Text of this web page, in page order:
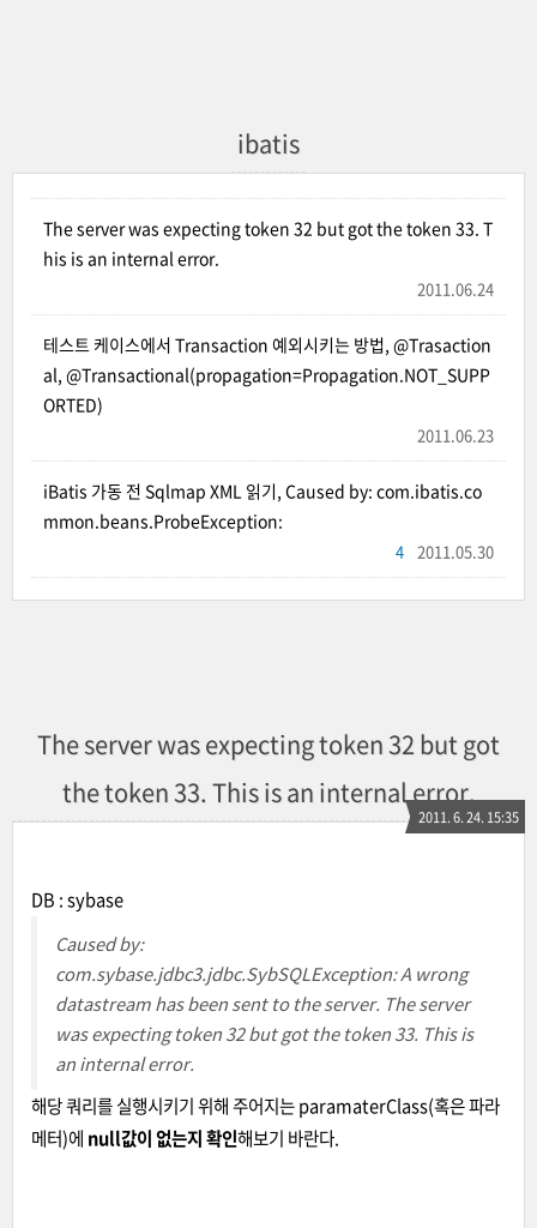
ibatis
The server was expecting token 32 but got the token 33. T
his is an internal error.
2011.06.24
테스트 케이스에서 Transaction 예외시키는 방법, @Trasaction
al, @Transactional(propagation=Propagation.NOT_SUPP
ORTED)
2011.06.23
iBatis 가동 전 Sqlmap XML 읽기, Caused by: com.ibatis.co
mmon.beans.ProbeException:
2011.05.30
4
The server was expecting token 32 but got
the token 33. This is an internal error.
2011. 6. 24. 15:35
DB : sybase
Caused by:
com.sybase.jdbc3.jdbc.SybSQLException: A wrong
datastream has been sent to the server. The server
was expecting token 32 but got the token 33. This is
an internal error.
해당 쿼리를 실행시키기 위해 주어지는 paramaterClass(혹은 파라
메터)에 null값이 없는지 확인해보기 바란다.